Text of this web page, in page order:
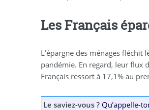
Les Français
L’épargne des ménages
pandémie. En regard, leur flux
Français ressort à 17,1% au
Le saviez-vous ?Qu’appelle-